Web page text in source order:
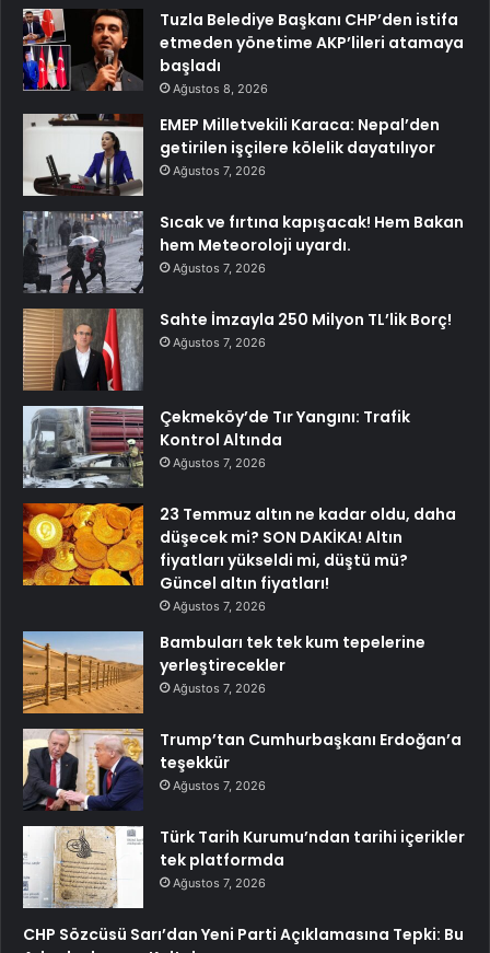
Tuzla Belediye Başkanı CHP’den istifa
etmeden yönetime AKP’lileri atamaya
başladı
Ağustos 8, 2026
EMEP Milletvekili Karaca: Nepal’den
getirilen işçilere kölelik dayatılıyor
Ağustos 7, 2026
Sıcak ve fırtına kapışacak! Hem Bakan
hem Meteoroloji uyardı.
Ağustos 7, 2026
Sahte İmzayla 250 Milyon TL’lik Borç!
Ağustos 7, 2026
Çekmeköy’de Tır Yangını: Trafik
Kontrol Altında
Ağustos 7, 2026
23 Temmuz altın ne kadar oldu, daha
düşecek mi? SON DAKİKA! Altın
fiyatları yükseldi mi, düştü mü?
Güncel altın fiyatları!
Ağustos 7, 2026
Bambuları tek tek kum tepelerine
yerleştirecekler
Ağustos 7, 2026
Trump’tan Cumhurbaşkanı Erdoğan’a
teşekkür
Ağustos 7, 2026
Türk Tarih Kurumu’ndan tarihi içerikler
tek platformda
Ağustos 7, 2026
CHP Sözcüsü Sarı’dan Yeni Parti Açıklamasına Tepki: Bu